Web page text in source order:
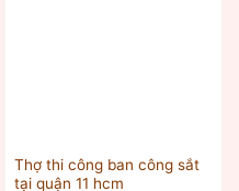
Thợ thi công ban công sắt
tại quận 11 hcm